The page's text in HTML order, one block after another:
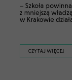
– Szkoła
z mniejszą władzą
w Krakowie
CZYTAJ WIĘCEJ